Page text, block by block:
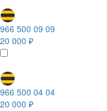
966 500 09 09
20 000 ₽
966 500 04 04
20 000 ₽